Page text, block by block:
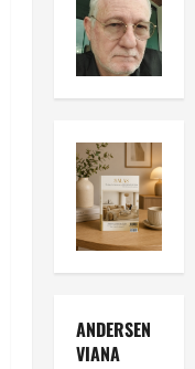
ANDERSEN
VIANA